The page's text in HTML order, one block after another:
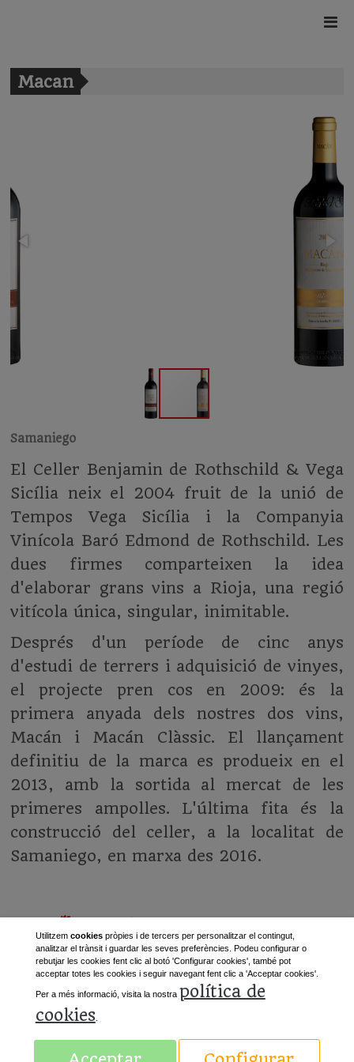
Macan
Samaniego
El Celler Benjamin de Rothschild & Vega
Sicília neix el 2004 fruit de la unió de
Tempos Vega Sicília i la Companyia
Vinícola Baró Edmond de Rothschild. Les
dues firmes comparteixen la idea
d'elaborar grans vins a Rioja, una regió
vitícola única, singular, inimitable.
Després d'un període de cinc anys
d'estudi de terrers i adquisició de vinyes,
el projecte pren cos en 2009: és la
primera anyada dels nostres dos vins,
Macán i Macán Clàssic. El llançament
definitiu de la marca es produeix en el
2013, amb la sortida al mercat de les
primeres ampolles. L'última fita és la
construcció del celler, a la localitat de
Samaniego, en marxa des 2016.
«Anterior Següent»
Utilitzem cookiespròpies i de tercers per personalitzar el contingut,
analitzar el trànsit i guardar les seves preferències. Podeu configurar o
rebutjar les cookies fent clic al botó 'Configurar cookies', també pot
acceptar totes les cookies i seguir navegant fent clic a 'Acceptar cookies'.
Per a més informació, visita la nostra política de
cookies